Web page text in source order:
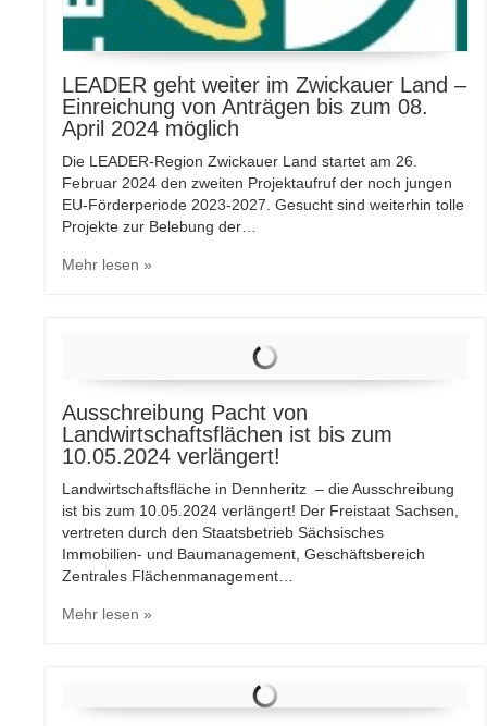
LEADER geht weiter im Zwickauer Land –
Einreichung von Anträgen bis zum 08.
April 2024 möglich
Die LEADER-Region Zwickauer Land startet am 26.
Februar 2024 den zweiten Projektaufruf der noch jungen
EU-Förderperiode 2023-2027. Gesucht sind weiterhin tolle
Projekte zur Belebung der…
Mehr lesen »
Ausschreibung Pacht von
Landwirtschaftsflächen ist bis zum
10.05.2024 verlängert!
Landwirtschaftsfläche in Dennheritz – die Ausschreibung
ist bis zum 10.05.2024 verlängert! Der Freistaat Sachsen,
vertreten durch den Staatsbetrieb Sächsisches
Immobilien- und Baumanagement, Geschäftsbereich
Zentrales Flächenmanagement…
Mehr lesen »